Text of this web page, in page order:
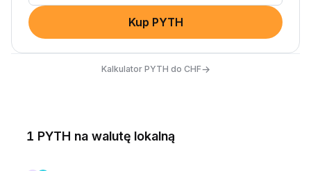
Kup PYTH
Kalkulator PYTH do CHF→
1 PYTH na walutę lokalną